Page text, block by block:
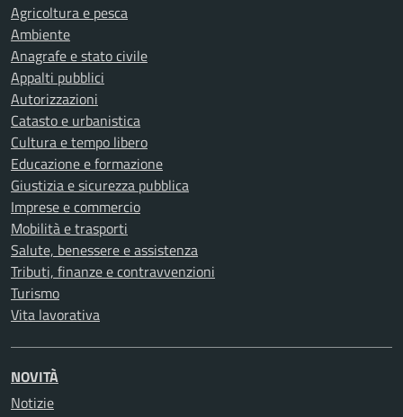
Agricoltura e pesca
Ambiente
Anagrafe e stato civile
Appalti pubblici
Autorizzazioni
Catasto e urbanistica
Cultura e tempo libero
Educazione e formazione
Giustizia e sicurezza pubblica
Imprese e commercio
Mobilità e trasporti
Salute, benessere e assistenza
Tributi, finanze e contravvenzioni
Turismo
Vita lavorativa
NOVITÀ
Notizie